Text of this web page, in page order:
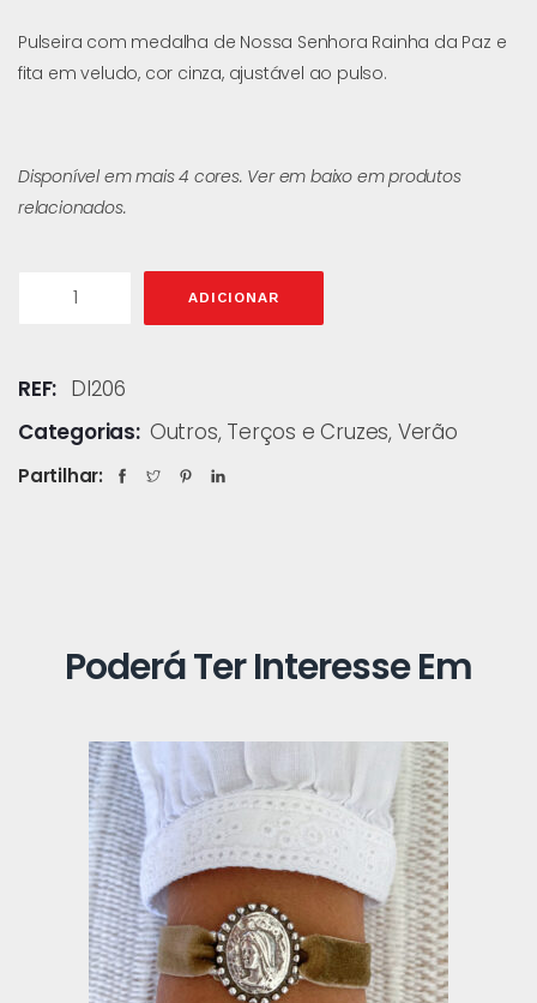
Pulseira com medalha de Nossa Senhora Rainha da Paz e
fita em veludo, cor cinza, ajustável ao pulso.
Disponível em mais 4 cores. Ver em baixo em produtos
relacionados.
ADICIONAR
REF: DI206
Categorias: Outros, Terços e Cruzes, Verão
Partilhar:
Poderá Ter Interesse Em